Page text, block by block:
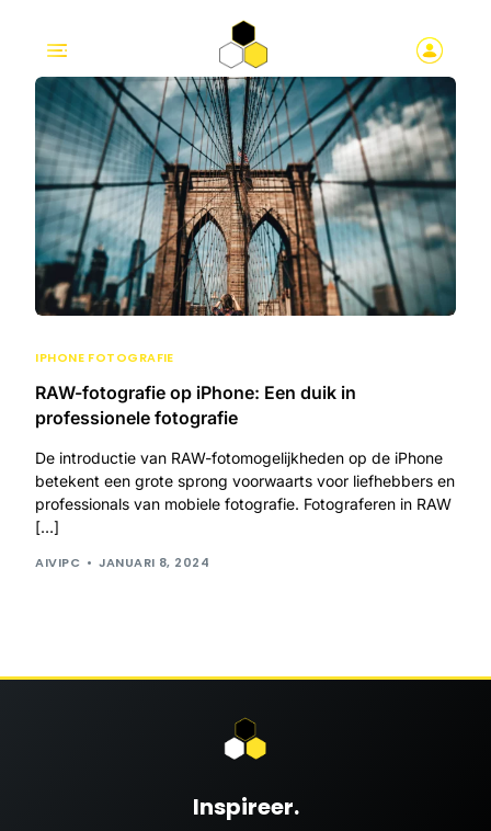
IPHONE FOTOGRAFIE
RAW-fotografie op iPhone: Een duik in
professionele fotografie
De introductie van RAW-fotomogelijkheden op de iPhone
betekent een grote sprong voorwaarts voor liefhebbers en
professionals van mobiele fotografie. Fotograferen in RAW
[…]
AIVIPC JANUARI 8, 2024
Inspireer.